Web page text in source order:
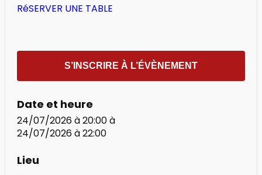
RéSERVER UNE TABLE
S’INSCRIRE À L’ÉVÈNEMENT
Date et heure
24/07/2026 à 20:00à
24/07/2026 à 22:00
Lieu